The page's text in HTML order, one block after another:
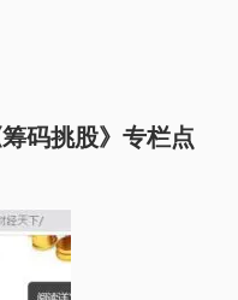
码挑股》专栏点